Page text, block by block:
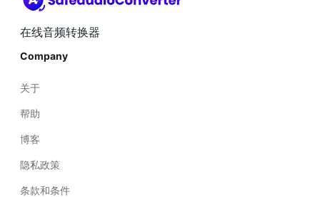
在线音频转换器
Company
关于
帮助
博客
隐私政策
条款和条件